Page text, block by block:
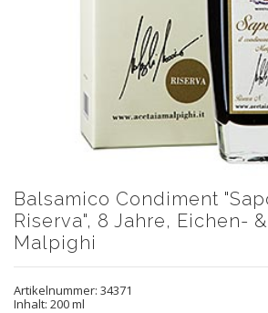
Balsamico Condiment
Riserva", 8 Jahre, Eichen-
Malpighi
Artikelnummer: 34371
Inhalt: 200 ml